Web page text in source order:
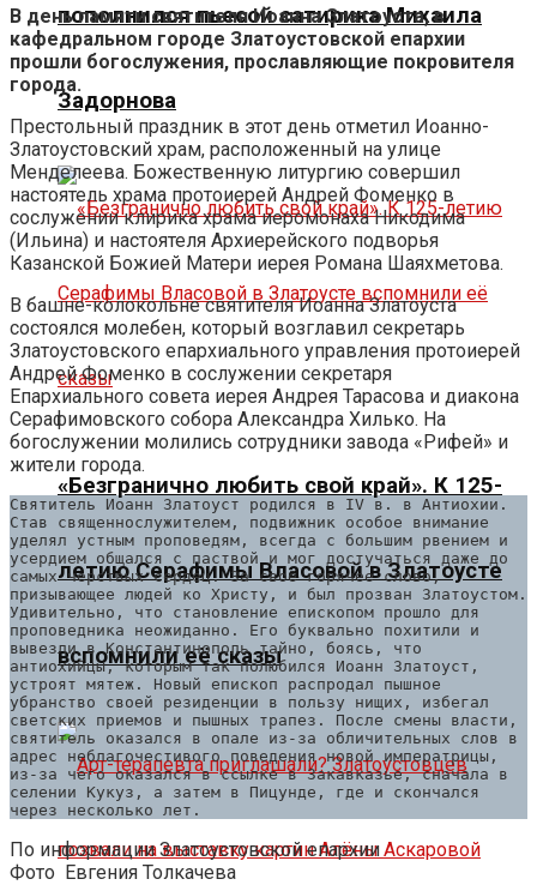
пополнился пьесой сатирика Михаила
Задорнова
«Безгранично любить свой край». К 125-
летию Серафимы Власовой в Златоусте
вспомнили её сказы
В день памяти святителя Иоанна Златоуста, в
кафедральном городе Златоустовской епархии
прошли богослужения, прославляющие покровителя
города.
Престольный праздник в этот день отметил Иоанно-
Златоустовский храм, расположенный на улице
Менделеева. Божественную литургию совершил
настоятель храма протоиерей Андрей Фоменко в
сослужении клирика храма иеромонаха Никодима
(Ильина) и настоятеля Архиерейского подворья
Казанской Божией Матери иерея Романа Шаяхметова.
В башне-колокольне святителя Иоанна Златоуста
состоялся молебен, который возглавил секретарь
Златоустовского епархиального управления протоиерей
Андрей Фоменко в сослужении секретаря
Епархиального совета иерея Андрея Тарасова и диакона
Серафимовского собора Александра Хилько. На
богослужении молились сотрудники завода «Рифей» и
жители города.
Святитель Иоанн Златоуст родился в IV в. в Антиохии.
Став священнослужителем, подвижник особое внимание
уделял устным проповедям, всегда с большим рвением и
усердием общался с паствой и мог достучаться даже до
самых черствых сердец. За своё горячее слово,
призывающее людей ко Христу, и был прозван Златоустом.
Удивительно, что становление епископом прошло для
проповедника неожиданно. Его буквально похитили и
вывезли в Константинополь тайно, боясь, что
антиохийцы, которым так полюбился Иоанн Златоуст,
устроят мятеж. Новый епископ распродал пышное
убранство своей резиденции в пользу нищих, избегал
светских приемов и пышных трапез. После смены власти,
святитель оказался в опале из-за обличительных слов в
адрес неблагочестивого поведения новой императрицы,
из-за чего оказался в ссылке в Закавказье, сначала в
селении Кукуз, а затем в Пицунде, где и скончался
через несколько лет.
По информации Златоустовской епархии
Фото Евгения Толкачева